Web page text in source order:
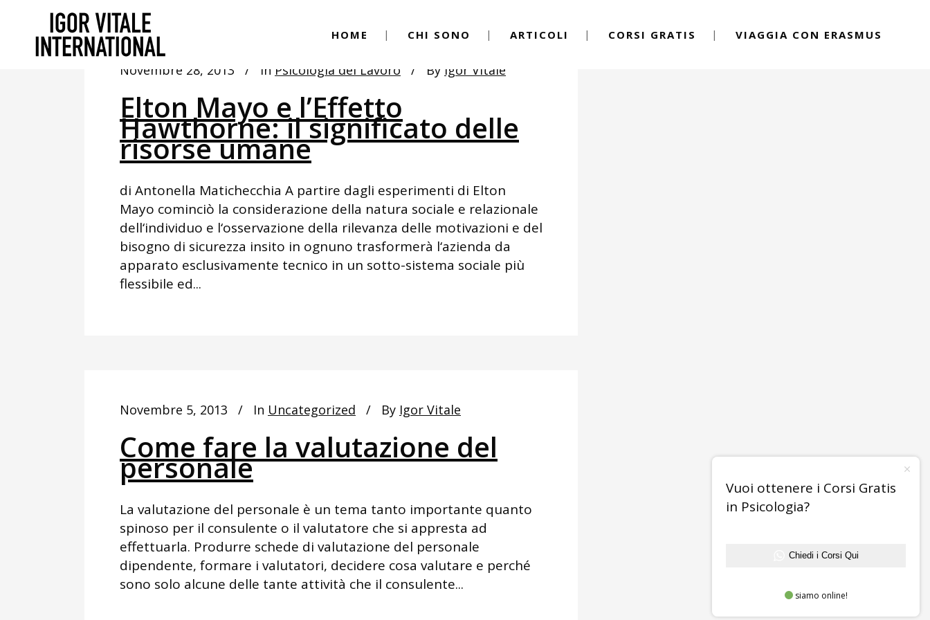
HOME CHI SONO ARTICOLI CORSI GRATIS VIAGGIA CON ERASMUS
Novembre 28, 2013 In Psicologia del Lavoro By Igor Vitale
Elton Mayo e l’Effetto
Hawthorne: il significato delle
risorse umane
di Antonella Matichecchia A partire dagli esperimenti di Elton
Mayo cominciò la considerazione della natura sociale e relazionale
dell‘individuo e l‘osservazione della rilevanza delle motivazioni e del
bisogno di sicurezza insito in ognuno trasformerà l‘azienda da
apparato esclusivamente tecnico in un sotto-sistema sociale più
flessibile ed...
Novembre 5, 2013 In Uncategorized By Igor Vitale
Come fare la valutazione del
personale
La valutazione del personale è un tema tanto importante quanto
spinoso per il consulente o il valutatore che si appresta ad
effettuarla. Produrre schede di valutazione del personale
dipendente, formare i valutatori, decidere cosa valutare e perché
sono solo alcune delle tante attività che il consulente...
Vuoi ottenere i Corsi Gratis
in Psicologia?
Chiedi i Corsi Qui
siamo online!